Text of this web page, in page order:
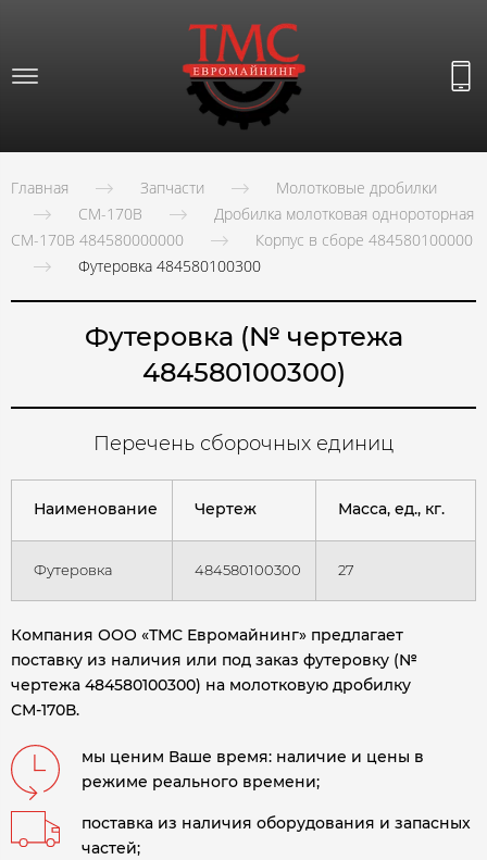
Главная Запчасти
Молотковые дробилки
СМ-170В
Дробилка молотковая однороторная
СМ-170В 484580000000
Корпус в сборе 484580100000
Футеровка 484580100300
Футеровка (№ чертежа
484580100300)
Перечень сборочных единиц
Наименование Чертеж Масса, ед., кг.
Футеровка 484580100300 27
Компания ООО «ТМС Евромайнинг» предлагает
поставку из наличия или под заказ футеровку (№
чертежа 484580100300) на молотковую дробилку
СМ-170В.
мы ценим Ваше время: наличие и цены в
режиме реального времени;
поставка из наличия оборудования и запасных
частей;